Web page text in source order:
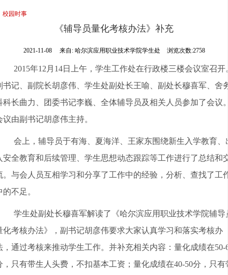
校园时事
《辅导员量化考核办法》补充
2021-11-08 来自: 哈尔滨应用职业技术学院学生处 浏览次数:2758
2015年12月14日上午，学生工作处在行政楼三楼会议室召开
书记、副院长胡彦伟、学生处副处长王喻、副处长穆喜军、舍
科长曲力、团委书记李巍、全体辅导员及相关人员参加了会议
议由副书记胡彦伟主持。
会上，辅导员于有海、夏海洋、王家东围绕新生入学教育、
安全教育和后续管理、学生思想动态跟踪等工作进行了总结和
。与会人员互相学习和分享了工作中的经验，分析、查找了工
的不足。
学生处副处长穆喜军解读了《哈尔滨应用职业技术学院辅导
化考核办法》，副书记胡彦伟要求大家认真学习和落实考核办
，通过考核来推动学生工作。并补充相关内容：量化成绩在50-
，只有带生人头费，不扣基本工资；量化成绩在40-50分，只有